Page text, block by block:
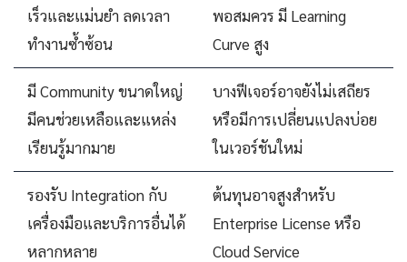
เร็วและแม่นยำ ลดเวลา
ทำงานซ้ำซ้อน
พอสมควร มี Learning
Curve สูง
มี Community ขนาดใหญ่
มีคนช่วยเหลือและแหล่ง
เรียนรู้มากมาย
บางฟีเจอร์อาจยังไม่เสถียร
หรือมีการเปลี่ยนแปลงบ่อย
ในเวอร์ชันใหม่
รองรับ Integration กับ
เครื่องมือและบริการอื่นได้
หลากหลาย
ต้นทุนอาจสูงสำหรับ
Enterprise License หรือ
Cloud Service